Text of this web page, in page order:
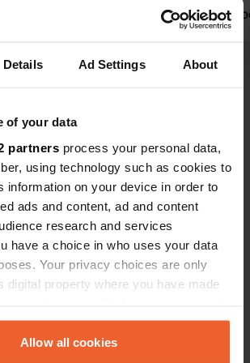
Details Ad Settings About
of your data
partners process your personal data,
using technology such as cookies to
information on your device in order to
ads and content, ad and content
research and services
have a choice in who uses your data
Your privacy choices are only
digital property where you have made
Cookie Declaration or by clicking on
icon.
Allow all cookies
dorp. Supermarkt op
op je bon
zelfs z'on
pizza
Bekijk alle 13 reviews
Ben jij hier geweest?
Zweden